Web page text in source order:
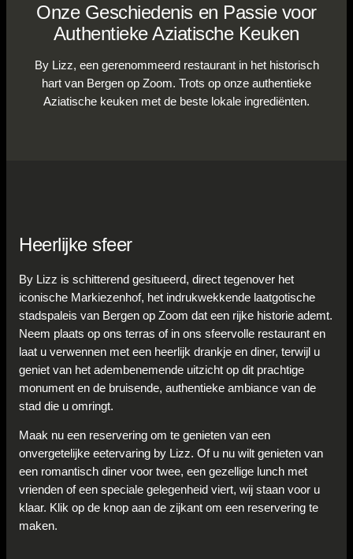
Onze Geschiedenis en Passie voor
Authentieke Aziatische Keuken
By Lizz, een gerenommeerd restaurant in het historisch
hart van Bergen op Zoom. Trots op onze authentieke
Aziatische keuken met de beste lokale ingrediënten.
Heerlijke sfeer
By Lizz is schitterend gesitueerd, direct tegenover het
iconische Markiezenhof, het indrukwekkende laatgotische
stadspaleis van Bergen op Zoom dat een rijke historie ademt.
Neem plaats op ons terras of in ons sfeervolle restaurant en
laat u verwennen met een heerlijk drankje en diner, terwijl u
geniet van het adembenemende uitzicht op dit prachtige
monument en de bruisende, authentieke ambiance van de
stad die u omringt.
Maak nu een reservering om te genieten van een
onvergetelijke eetervaring by Lizz. Of u nu wilt genieten van
een romantisch diner voor twee, een gezellige lunch met
vrienden of een speciale gelegenheid viert, wij staan voor u
klaar. Klik op de knop aan de zijkant om een reservering te
maken.